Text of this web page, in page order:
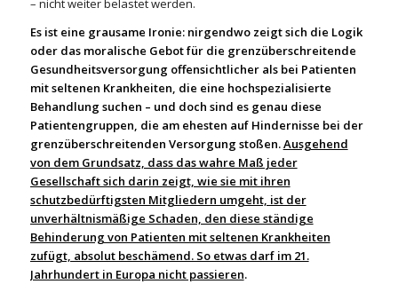
– nicht weiter belastet werden.
Es ist eine grausame Ironie: nirgendwo zeigt sich die Logik
oder das moralische Gebot für die grenzüberschreitende
Gesundheitsversorgung offensichtlicher als bei Patienten
mit seltenen Krankheiten, die eine hochspezialisierte
Behandlung suchen – und doch sind es genau diese
Patientengruppen, die am ehesten auf Hindernisse bei der
grenzüberschreitenden Versorgung stoßen.Ausgehend
von dem Grundsatz, dass das wahre Maß jeder
Gesellschaft sich darin zeigt, wie sie mit ihren
schutzbedürftigsten Mitgliedern umgeht, ist der
unverhältnismäßige Schaden, den diese ständige
Behinderung von Patienten mit seltenen Krankheiten
zufügt, absolut beschämend. So etwas darf im 21.
Jahrhundert in Europa nicht passieren.